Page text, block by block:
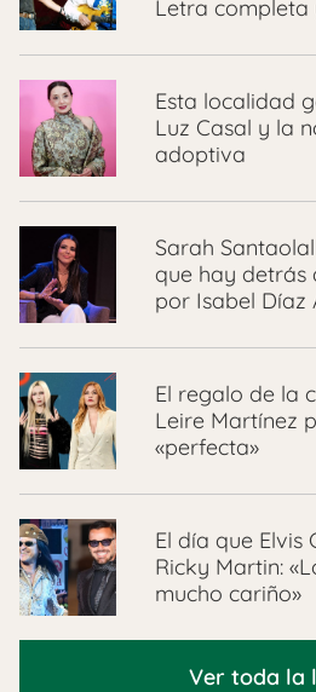
Letra completa
Esta localidad
Luz Casal y la
adoptiva
Sarah
que hay detrás
por Isabel Díaz
El regalo de la
Leire Martínez
«perfecta»
El día que Elvis
Ricky Martin:
mucho cariño»
Ver toda la